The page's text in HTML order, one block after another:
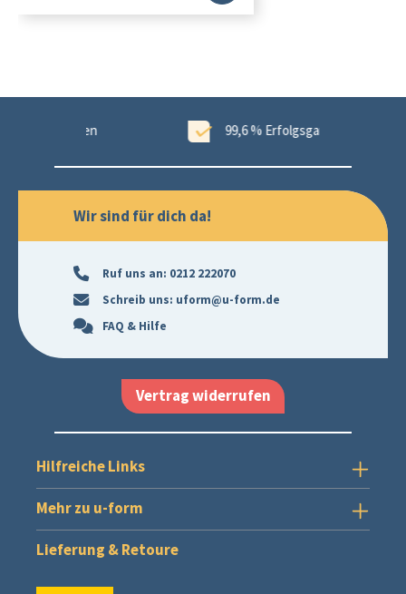
99,6 % Erfolgsgarantie
Wir sind für dich da!
Ruf uns an: 0212 222070
Schreib uns: uform@u-form.de
FAQ & Hilfe
Vertrag widerrufen
Hilfreiche Links
Mehr zu u-form
Lieferung & Retoure